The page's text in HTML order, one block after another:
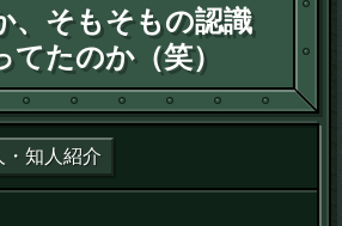
、そもそもの認識
てたのか（笑）
ー：
・知人紹介